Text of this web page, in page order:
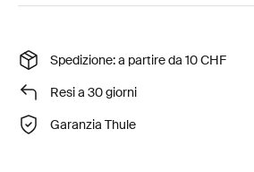
Spedizione: a partire da 10 CHF
Resi a 30 giorni
Garanzia Thule